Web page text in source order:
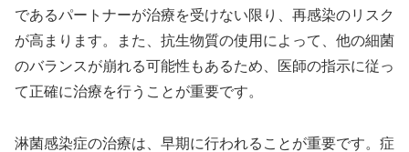
であるパートナーが治療を受けない限り、再感染のリスク
が高まります。また、抗生物質の使用によって、他の細菌
のバランスが崩れる可能性もあるため、医師の指示に従っ
て正確に治療を行うことが重要です。
淋菌感染症の治療は、早期に行われることが重要です。症